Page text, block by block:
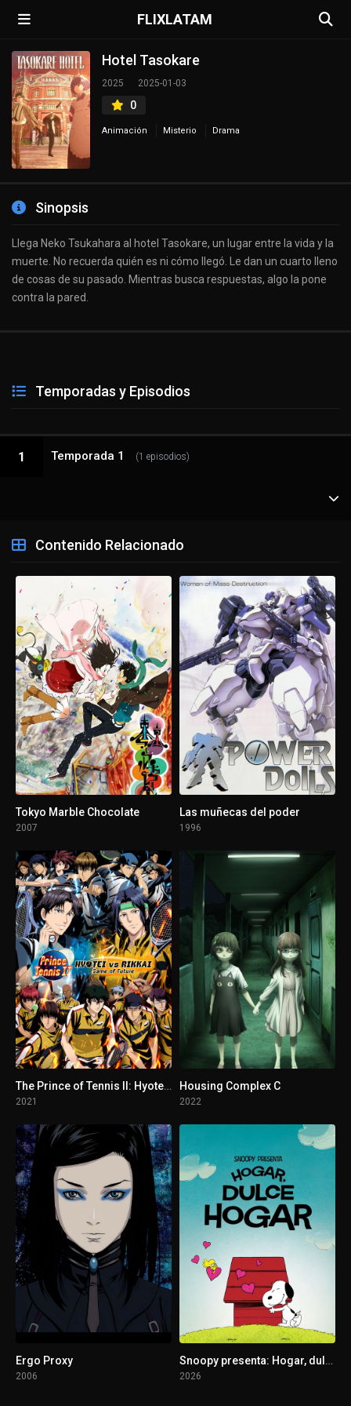
FLIXLATAM
Hotel Tasokare
2025 2025-01-03
0
Animación Misterio Drama
Sinopsis
Llega Neko Tsukahara al hotel Tasokare, un lugar entre la vida y la
muerte. No recuerda quién es ni cómo llegó. Le dan un cuarto lleno
de cosas de su pasado. Mientras busca respuestas, algo la pone
contra la pared.
Temporadas y Episodios
1 Temporada 1 (1 episodios)
1 - 1 Episodio 1
Contenido Relacionado
Tokyo Marble Chocolate
2007
Las muñecas del poder
1996
The Prince of Tennis II: Hyotei vs Rikkai - Game of Future
2021
Housing Complex C
2022
Ergo Proxy
2006
Snoopy presenta: Hogar, dulce hogar
2026